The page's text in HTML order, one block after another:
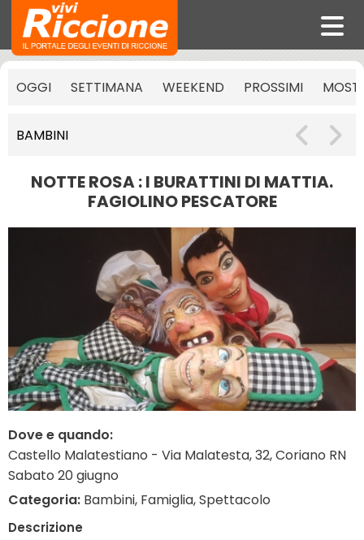
OGGI SETTIMANA WEEKEND PROSSIMI
BAMBINI
NOTTE ROSA : I BURATTINI DI MATTIA.
FAGIOLINO PESCATORE
Dove e quando:
Castello Malatestiano - Via Malatesta, 32, Coriano RN
Sabato 20 giugno
Categoria: Bambini, Famiglia, Spettacolo
Descrizione